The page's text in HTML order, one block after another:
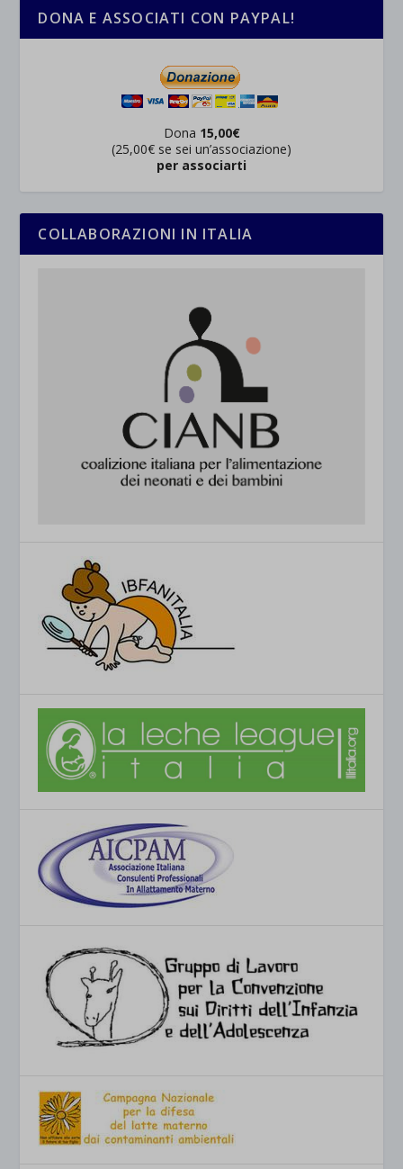
DONA E ASSOCIATI CON PAYPAL!
Dona 15,00€
(25,00€ se sei un’associazione)
per associarti
COLLABORAZIONI IN ITALIA